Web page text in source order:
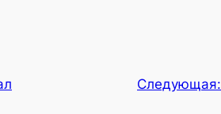
Следующая: